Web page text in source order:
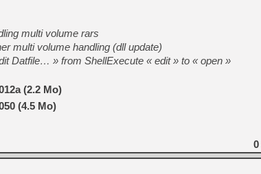
[GK] Agenda - GeForce
[GK] Devolver Digital en a
[LS] [PS5] ps5-y2jb-
[GK] Pourquoi Marvel
[GK] Test : Restory : Chill
[GK] GTA 6 : Rockstar
[GK] Hot Wheels Infinite
[GK] Mémoire cash -
[GK] Résultats Nintendo :
[GK] Déjà des
multi volume rars
multi volume handling (dll update)
Datfile… » from ShellExecute « edit » to « open »
(2.2 Mo)
(4.5 Mo)
0